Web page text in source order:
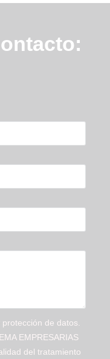
protección de datos.
EMPRESARIAS
del tratamiento